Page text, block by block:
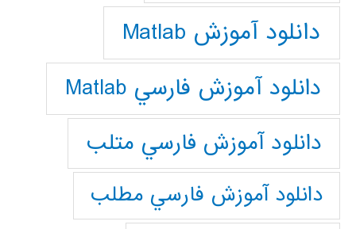
دانلود آموزش Matlab
دانلود آموزش فارسي Matlab
دانلود آموزش فارسي متلب
دانلود آموزش فارسي مطلب